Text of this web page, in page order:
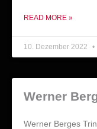
READ MORE »
10. Dezember 2022
Werner
Werner Berges